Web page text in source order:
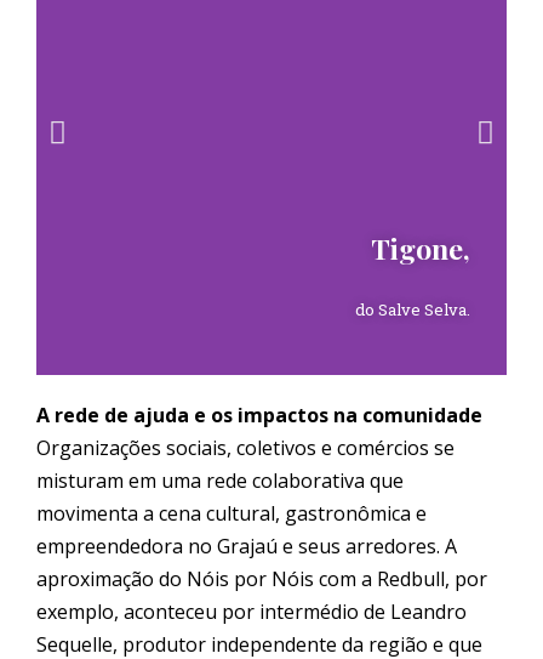
Tigone,
do Salve Selva.
A rede de ajuda e os impactos na comunidade
Organizações sociais, coletivos e comércios se
misturam em uma rede colaborativa que
movimenta a cena cultural, gastronômica e
empreendedora no Grajaú e seus arredores. A
aproximação do Nóis por Nóis com a Redbull, por
exemplo, aconteceu por intermédio de Leandro
Sequelle, produtor independente da região e que